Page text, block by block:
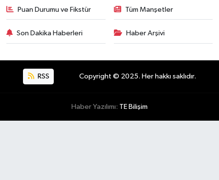
Puan Durumu ve Fikstür Tüm Manşetler
Son Dakika Haberleri Haber Arşivi
RSS Copyright © 2025. Her hakkı saklıdır.
Haber Yazılımı: TE Bilişim